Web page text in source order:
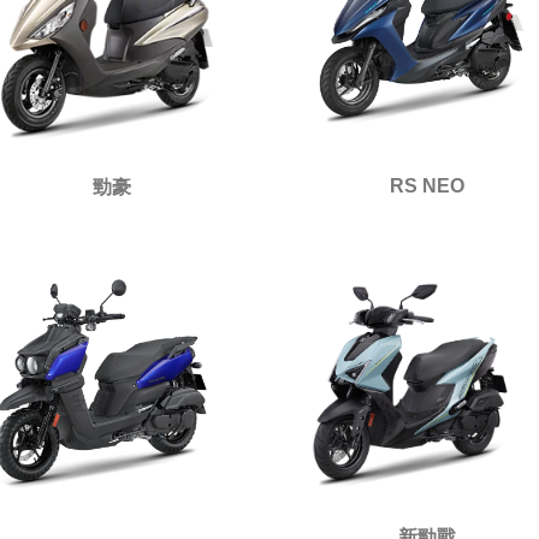
勁豪 RS NEO